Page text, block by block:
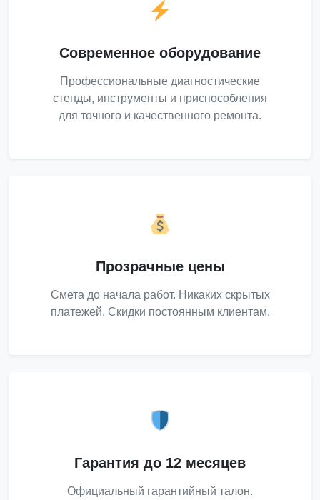
Современное оборудование
Профессиональные диагностические
стенды, инструменты и приспособления
для точного и качественного ремонта.
Прозрачные цены
Смета до начала работ. Никаких скрытых
платежей. Скидки постоянным клиентам.
Гарантия до 12 месяцев
Официальный гарантийный талон.